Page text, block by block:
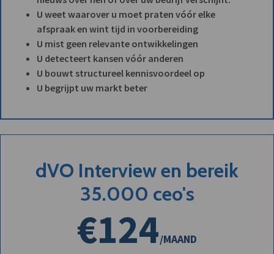
U weet waarover u moet praten vóór elke
afspraak en wint tijd in voorbereiding
U mist geen relevante ontwikkelingen
U detecteert kansen vóór anderen
U bouwt structureel kennisvoordeel op
U begrijpt uw markt beter
dVO Interview en bereik
35.000 ceo's
€124/MAAND